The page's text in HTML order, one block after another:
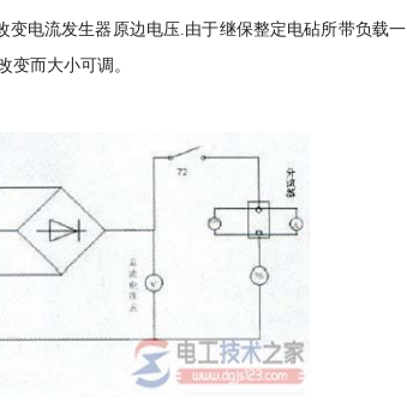
电流发生器原边电压.由于继保整定电砧所带负载一
变而大小可调。